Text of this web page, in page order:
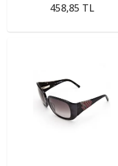
458,85 TL